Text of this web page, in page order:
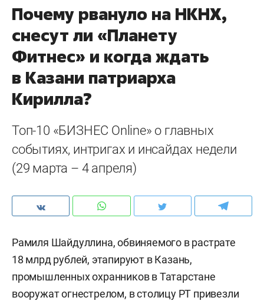
Почему рвануло на НКНХ,
снесут ли «Планету
Фитнес» и когда ждать
в Казани патриарха
Кирилла?
Топ-10 «БИЗНЕС Online» о главных
событиях, интригах и инсайдах недели
(29 марта – 4 апреля)
Рамиля Шайдуллина, обвиняемого в растрате
18 млрд рублей, этапируют в Казань,
промышленных охранников в Татарстане
вооружат огнестрелом, в столицу РТ привезли